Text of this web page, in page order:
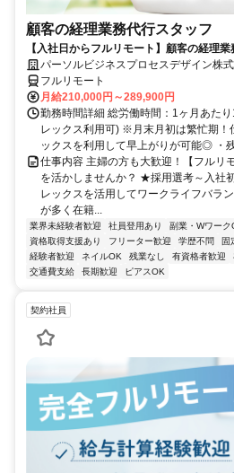
顧客の経理業務代行スタッフ
【入社日からフルリモート】顧客の経理業
パーソルビジネスプロセスデザイン株
フルリモート
月給210,000円～289,900円
勤務時間詳細 総労働時間：1ヶ月あた
レックス利用可) ※月末月初は繁忙期！
ックスを利用して早上がりが可能◎ ・
仕事内容 主婦の方も大歓迎！【フルリ
を活かしませんか？ ★採用選考～入社
レックスを活用してワークライフバ
が多く在籍...
業界未経験者歓迎 社員登用あり 副業・Wワーク
資格取得支援あり
フリーター歓迎 学歴不問 固
経験者歓迎
ネイルOK 残業なし 有資格者歓迎
交通費支給
長期歓迎 ピアスOK
契約社員